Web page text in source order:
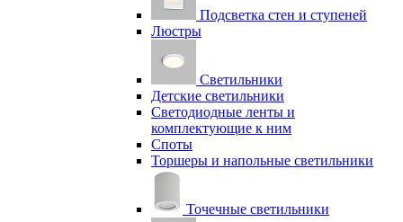
Подсветка стен и ступеней
Люстры
Светильники
Детские светильники
Светодиодные ленты и
комплектующие к ним
Споты
Торшеры и напольные светильники
Точечные светильники